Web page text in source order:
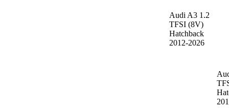
Audi A3 1.2
TFSI (8V)
Hatchback
2012-2026